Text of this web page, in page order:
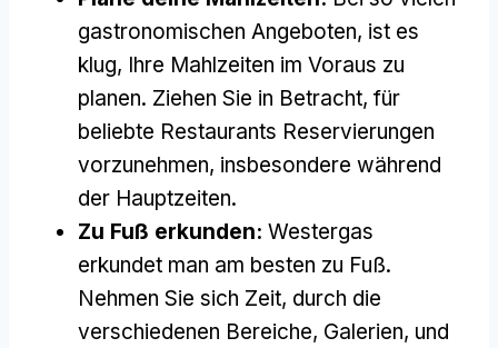
gastronomischen Angeboten, ist es
klug, Ihre Mahlzeiten im Voraus zu
planen. Ziehen Sie in Betracht, für
beliebte Restaurants Reservierungen
vorzunehmen, insbesondere während
der Hauptzeiten.
Zu Fuß erkunden: Westergas
erkundet man am besten zu Fuß.
Nehmen Sie sich Zeit, durch die
verschiedenen Bereiche, Galerien, und